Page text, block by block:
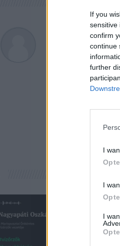
If you
sensitive
confirm
continue
further
I
I
I
Greendex
A szerző további